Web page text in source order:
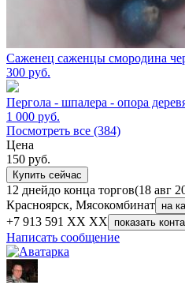
Саженец саженцы смородина
300 руб.
Пергола - шпалера - опора
1 000 руб.
Посмотреть все (384)
Цена
150 руб.
Купить сейчас
12 днейдо конца торгов(18 авг
Красноярск, Мясокомбинат на
+7 913 591 XX XX показать
Написать сообщение